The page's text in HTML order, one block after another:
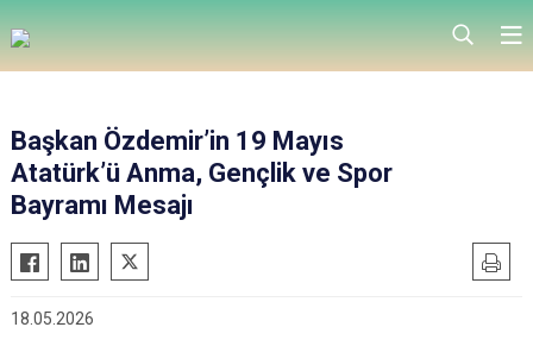
Başkan Özdemir’in 19 Mayıs
Atatürk’ü Anma, Gençlik ve Spor
Bayramı Mesajı
18.05.2026